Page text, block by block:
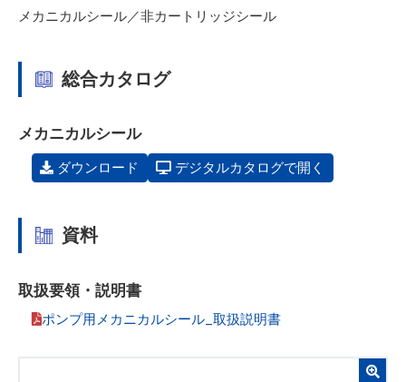
メカニカルシール／非カートリッジシール
総合カタログ
メカニカルシール
ダウンロード デジタルカタログで開く
資料
取扱要領・説明書
ポンプ用メカニカルシール_取扱説明書